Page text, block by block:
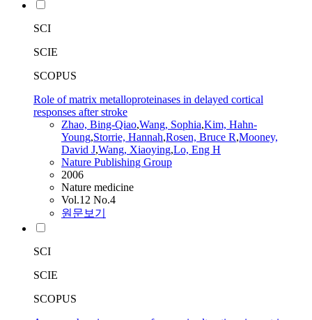
SCI
SCIE
SCOPUS
Role of matrix metalloproteinases in delayed cortical
responses after stroke
Zhao, Bing-Qiao,Wang, Sophia,Kim, Hahn-
Young,Storrie, Hannah,Rosen, Bruce R,Mooney,
David J,Wang, Xiaoying,Lo, Eng H
Nature Publishing Group
2006
Nature medicine
Vol.12 No.4
원문보기
SCI
SCIE
SCOPUS